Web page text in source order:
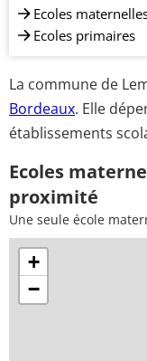
Ecoles
Ecoles primaires
La commune de
Bordeaux. Elle
établissements
Ecoles
proximité
Une seule école
+
−